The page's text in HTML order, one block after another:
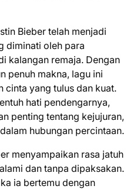
Bieber telah menjadi
diminati oleh para
kalangan remaja. Dengan
penuh makna, lagu ini
cinta yang tulus dan kuat.
hati pendengarnya,
penting tentang kejujuran,
hubungan percintaan.
menyampaikan rasa jatuh
dan tanpa dipaksakan.
ia bertemu dengan